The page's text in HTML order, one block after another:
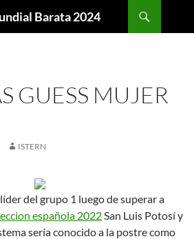
Barata 2024
GUESS MUJER
ISTERN
del grupo 1 luego de superar a
española 2022San Luis Potosí y
sería conocido a la postre como